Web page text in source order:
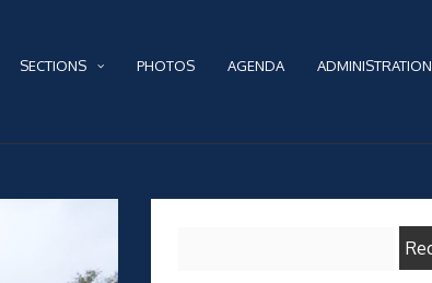
SECTIONS PHOTOS AGENDA ADMINISTRATION